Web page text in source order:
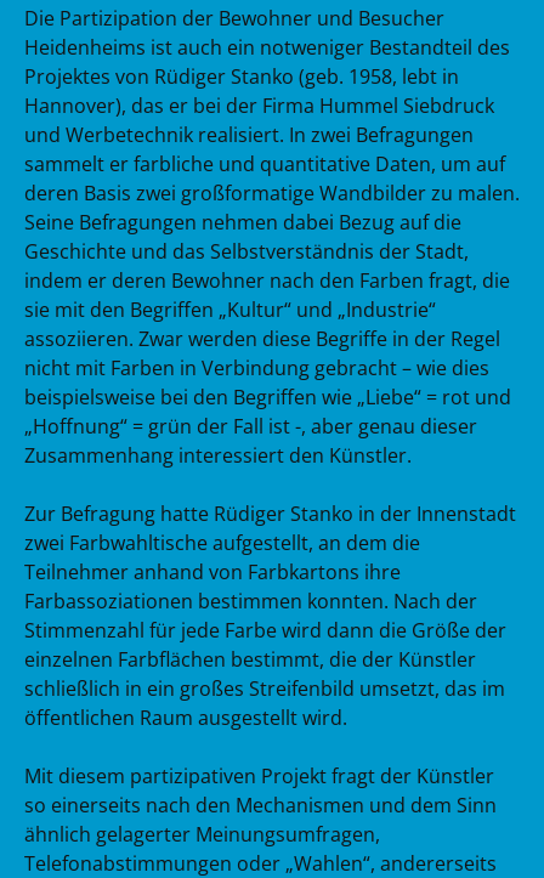
Die Partizipation der Bewohner und Besucher
Heidenheims ist auch ein notweniger Bestandteil des
Projektes von Rüdiger Stanko (geb. 1958, lebt in
Hannover), das er bei der Firma Hummel Siebdruck
und Werbetechnik realisiert. In zwei Befragungen
sammelt er farbliche und quantitative Daten, um auf
deren Basis zwei großformatige Wandbilder zu malen.
Seine Befragungen nehmen dabei Bezug auf die
Geschichte und das Selbstverständnis der Stadt,
indem er deren Bewohner nach den Farben fragt, die
sie mit den Begriffen „Kultur“ und „Industrie“
assoziieren. Zwar werden diese Begriffe in der Regel
nicht mit Farben in Verbindung gebracht – wie dies
beispielsweise bei den Begriffen wie „Liebe“ = rot und
„Hoffnung“ = grün der Fall ist -, aber genau dieser
Zusammenhang interessiert den Künstler.
Zur Befragung hatte Rüdiger Stanko in der Innenstadt
zwei Farbwahltische aufgestellt, an dem die
Teilnehmer anhand von Farbkartons ihre
Farbassoziationen bestimmen konnten. Nach der
Stimmenzahl für jede Farbe wird dann die Größe der
einzelnen Farbflächen bestimmt, die der Künstler
schließlich in ein großes Streifenbild umsetzt, das im
öffentlichen Raum ausgestellt wird.
Mit diesem partizipativen Projekt fragt der Künstler
so einerseits nach den Mechanismen und dem Sinn
ähnlich gelagerter Meinungsumfragen,
Telefonabstimmungen oder „Wahlen“, andererseits